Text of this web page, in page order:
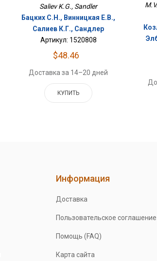
Saliev K.G., Sandler
Бацких С.Н., Винницкая Е.В.,
Салиев К.Г., Сандлер
Артикул: 1520808
$48.46
Доставка за 14–20 дней
КУПИТЬ
Информация
Доставка
Пользовательское соглашение
Помощь (FAQ)
Карта сайта